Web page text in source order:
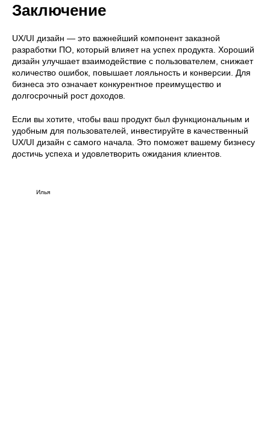
Заключение
UX/UI дизайн — это важнейший компонент заказной
разработки ПО, который влияет на успех продукта. Хороший
дизайн улучшает взаимодействие с пользователем, снижает
количество ошибок, повышает лояльность и конверсии. Для
бизнеса это означает конкурентное преимущество и
долгосрочный рост доходов.
Если вы хотите, чтобы ваш продукт был функциональным и
удобным для пользователей, инвестируйте в качественный
UX/UI дизайн с самого начала. Это поможет вашему бизнесу
достичь успеха и удовлетворить ожидания клиентов.
Илья